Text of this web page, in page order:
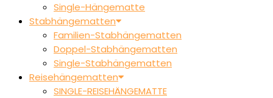
Single-Hängematte
Stabhängematten
Familien-Stabhängematten
Doppel-Stabhängematten
Single-Stabhängematten
Reisehängematten
SINGLE-REISEHÄNGEMATTE